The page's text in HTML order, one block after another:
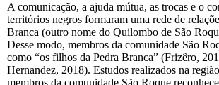
A comunicação, a ajuda mútua, as trocas e o
territórios negros formaram uma rede de
Branca (outro nome do Quilombo de São
Desse modo, membros da comunidade São
como “os filhos da Pedra Branca” (Frizêro,
Hernandez, 2018). Estudos realizados na